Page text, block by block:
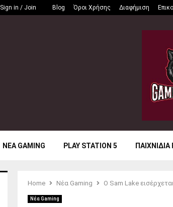
Sign in / Join Blog Όροι Χρήσης Διαφήμιση
ΝΕΑ GAMING PLAY STATION 5 ΠΑΙΧΝΙΔΙΑ
Home Νέα Gaming Ο Sam Lake
Νέα Gaming